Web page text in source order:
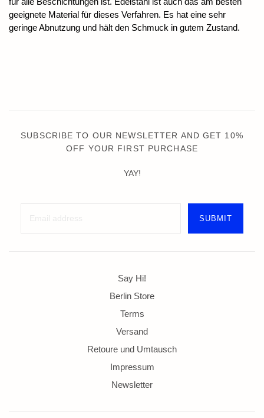
geeignete Material für dieses Verfahren. Es hat eine sehr
geringe Abnutzung und hält den Schmuck in gutem Zustand.
SUBSCRIBE TO OUR NEWSLETTER AND GET 10%
OFF YOUR FIRST PURCHASE
YAY!
Say Hi!
Berlin Store
Terms
Versand
Retoure und Umtausch
Impressum
Newsletter